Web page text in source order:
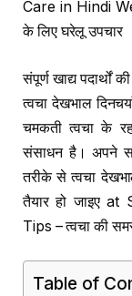
Care in Hindi
के लिए घरेलू उपचार
संपूर्ण खाद्य
त्वचा देखभाल
चमकती त्वचा के
संसाधन है। अपने
तरीके से त्वचा
तैयार हो जाइए
Tips – त्वचा की
Table of